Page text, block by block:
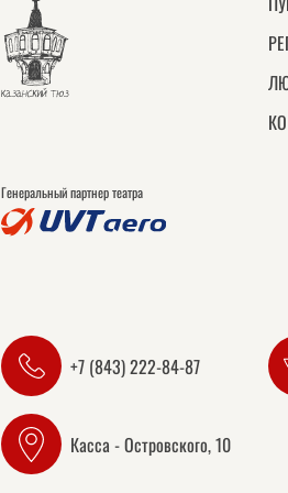
Генеральный партнер театра
+7 (843) 222-84-87
Касса - Островского, 10